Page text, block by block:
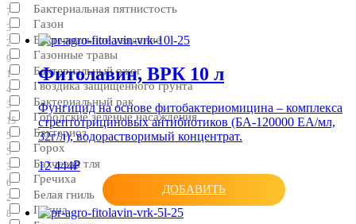
7
Газон
2
Газонные травы
1
Гвоздика защищенного грунта
3
Городские зеленые насаждения
5
Горох
3
Гречиха
2
Груша
Бактериальная пятнистость
3
Бактериальное увядание
9
Бактериальный ожог
4
Бактериальный рак
15
Бактериоз
5
Бахчевая тля
6
Белая гниль
8
Фитолавин, ВРК 10 л
Фунгицид на основе фитобактериомицина – комплекса
стрептотрициновых антибиотиков (БА-120000 ЕА/мл,
32г/л), водорастворимый концентрат.
12 444₽
ДОБАВИТЬ